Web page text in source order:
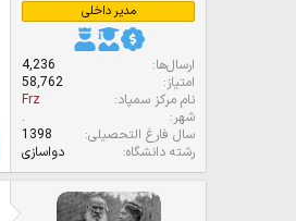
مدیر داخلی
ارسال‌ها
4,236
امتیاز
58,762
نام مرکز سمپاد
Frz
شهر
.
سال فارغ التحصیلی
1398
رشته دانشگاه
دواسازی